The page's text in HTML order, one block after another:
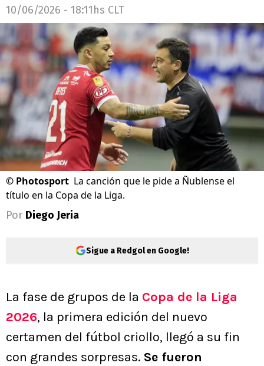
10/06/2026 - 18:11hs CLT
© Photosport La canción que le pide a Ñublense el
título en la Copa de la Liga.
Por Diego Jeria
Sigue a Redgol en Google!
La fase de grupos de la Copa de la Liga
2026, la primera edición del nuevo
certamen del fútbol criollo, llegó a su fin
con grandes sorpresas. Se fueron